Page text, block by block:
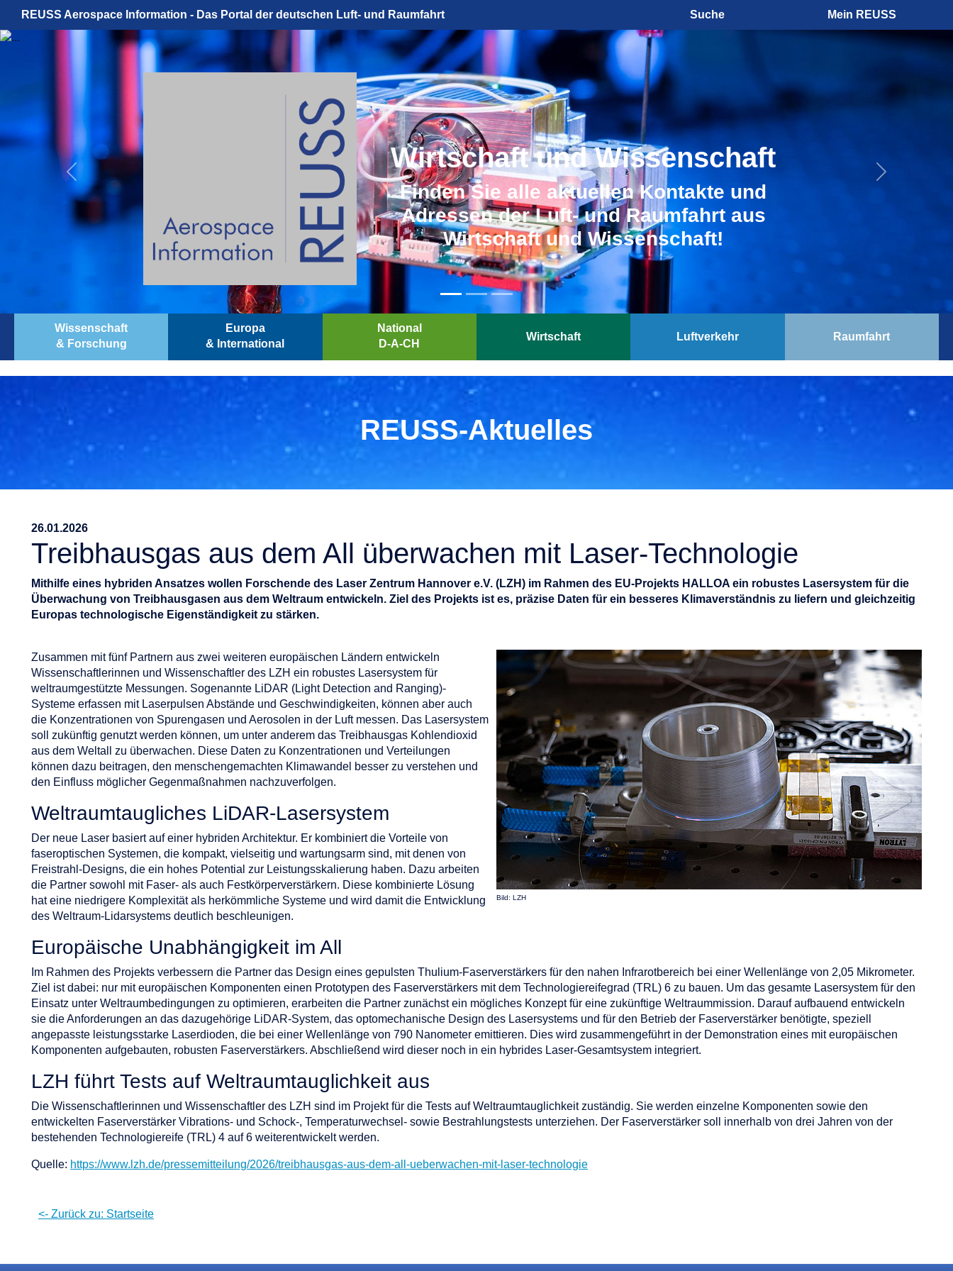
REUSS Aerospace Information - Das Portal der deutschen Luft- und Raumfahrt Suche Mein REUSS
Wirtschaft und Wissenschaft
Finden Sie alle aktuellen Kontakte und
Adressen der Luft- und Raumfahrt aus
Wirtschaft und Wissenschaft!
Previous Next
Wissenschaft
& Forschung
Europa
& International
National
D-A-CH
Wirtschaft Luftverkehr Raumfahrt
REUSS-Aktuelles
26.01.2026
Treibhausgas aus dem All überwachen mit Laser-Technologie
Mithilfe eines hybriden Ansatzes wollen Forschende des Laser Zentrum Hannover e.V. (LZH) im Rahmen des EU-Projekts HALLOA ein robustes Lasersystem für die
Überwachung von Treibhausgasen aus dem Weltraum entwickeln. Ziel des Projekts ist es, präzise Daten für ein besseres Klimaverständnis zu liefern und gleichzeitig
Europas technologische Eigenständigkeit zu stärken.
Bild: LZH
Zusammen mit fünf Partnern aus zwei weiteren europäischen Ländern entwickeln
Wissenschaftlerinnen und Wissenschaftler des LZH ein robustes Lasersystem für
weltraumgestützte Messungen. Sogenannte LiDAR (Light Detection and Ranging)-
Systeme erfassen mit Laserpulsen Abstände und Geschwindigkeiten, können aber auch
die Konzentrationen von Spurengasen und Aerosolen in der Luft messen. Das Lasersystem
soll zukünftig genutzt werden können, um unter anderem das Treibhausgas Kohlendioxid
aus dem Weltall zu überwachen. Diese Daten zu Konzentrationen und Verteilungen
können dazu beitragen, den menschengemachten Klimawandel besser zu verstehen und
den Einfluss möglicher Gegenmaßnahmen nachzuverfolgen.
Weltraumtaugliches LiDAR-Lasersystem
Der neue Laser basiert auf einer hybriden Architektur. Er kombiniert die Vorteile von
faseroptischen Systemen, die kompakt, vielseitig und wartungsarm sind, mit denen von
Freistrahl-Designs, die ein hohes Potential zur Leistungsskalierung haben. Dazu arbeiten
die Partner sowohl mit Faser- als auch Festkörperverstärkern. Diese kombinierte Lösung
hat eine niedrigere Komplexität als herkömmliche Systeme und wird damit die Entwicklung
des Weltraum-Lidarsystems deutlich beschleunigen.
Europäische Unabhängigkeit im All
Im Rahmen des Projekts verbessern die Partner das Design eines gepulsten Thulium-Faserverstärkers für den nahen Infrarotbereich bei einer Wellenlänge von 2,05 Mikrometer.
Ziel ist dabei: nur mit europäischen Komponenten einen Prototypen des Faserverstärkers mit dem Technologiereifegrad (TRL) 6 zu bauen. Um das gesamte Lasersystem für den
Einsatz unter Weltraumbedingungen zu optimieren, erarbeiten die Partner zunächst ein mögliches Konzept für eine zukünftige Weltraummission. Darauf aufbauend entwickeln
sie die Anforderungen an das dazugehörige LiDAR-System, das optomechanische Design des Lasersystems und für den Betrieb der Faserverstärker benötigte, speziell
angepasste leistungsstarke Laserdioden, die bei einer Wellenlänge von 790 Nanometer emittieren. Dies wird zusammengeführt in der Demonstration eines mit europäischen
Komponenten aufgebauten, robusten Faserverstärkers. Abschließend wird dieser noch in ein hybrides Laser-Gesamtsystem integriert.
LZH führt Tests auf Weltraumtauglichkeit aus
Die Wissenschaftlerinnen und Wissenschaftler des LZH sind im Projekt für die Tests auf Weltraumtauglichkeit zuständig. Sie werden einzelne Komponenten sowie den
entwickelten Faserverstärker Vibrations- und Schock-, Temperaturwechsel- sowie Bestrahlungstests unterziehen. Der Faserverstärker soll innerhalb von drei Jahren von der
bestehenden Technologiereife (TRL) 4 auf 6 weiterentwickelt werden.
Quelle: https://www.lzh.de/pressemitteilung/2026/treibhausgas-aus-dem-all-ueberwachen-mit-laser-technologie
<- Zurück zu: Startseite